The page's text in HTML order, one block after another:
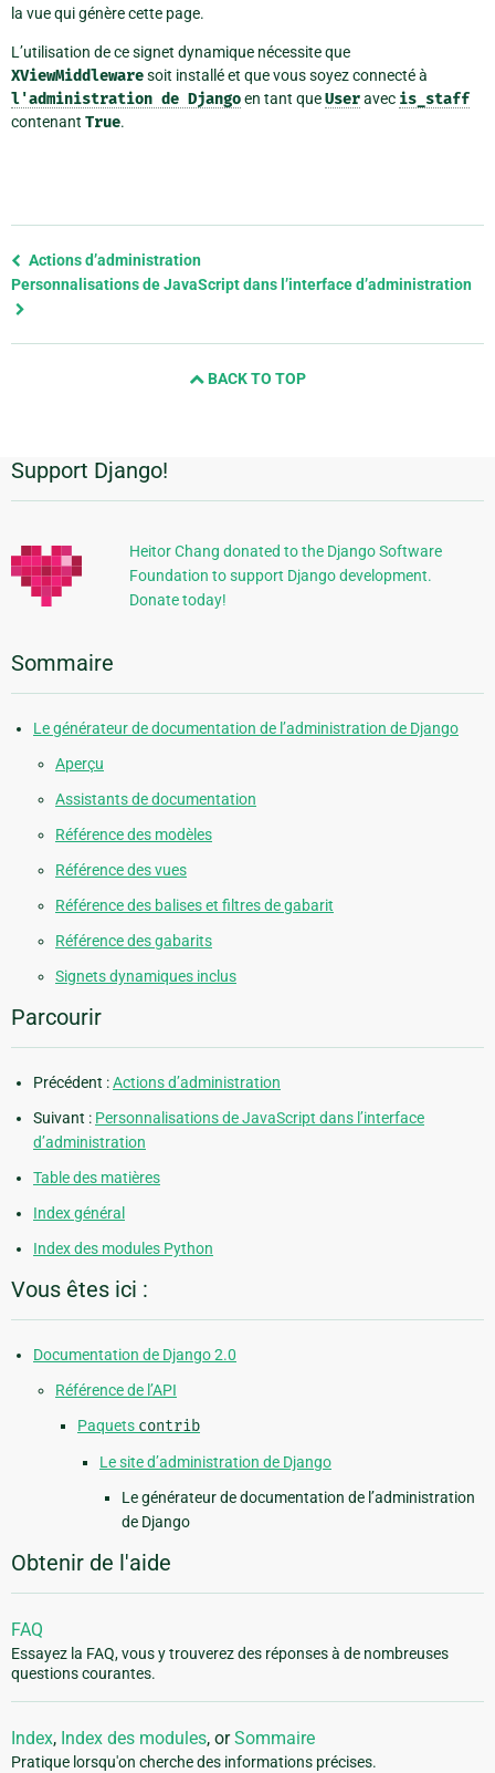
la vue qui génère cette page.
L’utilisation de ce signet dynamique nécessite que
XViewMiddlewaresoit installé et que vous soyez connecté à
l'administration de Djangoen tant queUseravec is_staff
contenant True.
Previous
page
and
Actions d’administration
Personnalisations de JavaScript dans l’interface d’administration
BACK TO TOP
Informations
supplémentaires
Support Django!
Heitor Chang donated to the Django Software
Foundation to support Django development.
Donate today!
Sommaire
Le générateur de documentation de l’administration de Django
Aperçu
Assistants de documentation
Référence des modèles
Référence des vues
Référence des balises et filtres de gabarit
Référence des gabarits
Signets dynamiques inclus
Parcourir
Précédent :Actions d’administration
Suivant : Personnalisations de JavaScript dans l’interface
d’administration
Table des matières
Index général
Index des modules Python
Vous êtes ici :
Documentation de Django 2.0
Référence de l’API
Paquets contrib
Le site d’administration de Django
Le générateur de documentation de l’administration
de Django
Obtenir de l'aide
FAQ
Essayez la FAQ, vous y trouverez des réponses à de nombreuses
questions courantes.
Index, Index des modules, orSommaire
Pratique lorsqu'on cherche des informations précises.